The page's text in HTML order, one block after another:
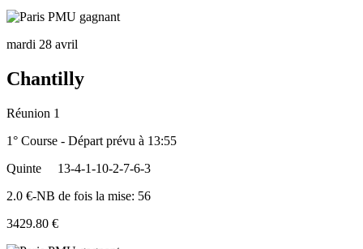
mardi 28 avril
Chantilly
Réunion 1
1° Course - Départ prévu à 13:55
Quinte
13-4-1-10-2-7-6-3
2.0 €-NB de fois la mise: 56
3429.80 €